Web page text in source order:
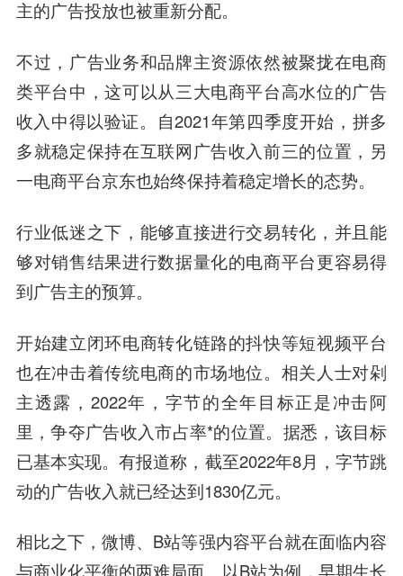
主的广告投放也被重新分配。
不过，广告业务和品牌主资源依然被聚拢在电商
类平台中，这可以从三大电商平台高水位的广告
收入中得以验证。自2021年第四季度开始，拼多
多就稳定保持在互联网广告收入前三的位置，另
一电商平台京东也始终保持着稳定增长的态势。
行业低迷之下，能够直接进行交易转化，并且能
够对销售结果进行数据量化的电商平台更容易得
到广告主的预算。
开始建立闭环电商转化链路的抖快等短视频平台
也在冲击着传统电商的市场地位。相关人士对剁
主透露，2022年，字节的全年目标正是冲击阿
里，争夺广告收入市占率*的位置。据悉，该目标
已基本实现。有报道称，截至2022年8月，字节跳
动的广告收入就已经达到1830亿元。
相比之下，微博、B站等强内容平台就在面临内容
与商业化平衡的两难局面。以B站为例，早期生长